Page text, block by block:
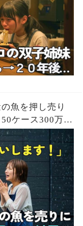
魚を押し売り
ケース300万円